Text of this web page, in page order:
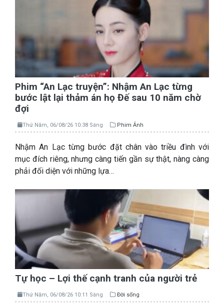
Phim “An Lạc truyện”: Nhậm An Lạc từng
bước lật lại thảm án họ Đế sau 10 năm chờ
đợi
Thứ Năm, 06/08/26 10:38 Sáng Phim Ảnh
Nhậm An Lạc từng bước đặt chân vào triều đình với
mục đích riêng, nhưng càng tiến gần sự thật, nàng càng
phải đối diện với những lựa…
Tự học – Lợi thế cạnh tranh của người trẻ
Thứ Năm, 06/08/26 10:11 Sáng Đời sống